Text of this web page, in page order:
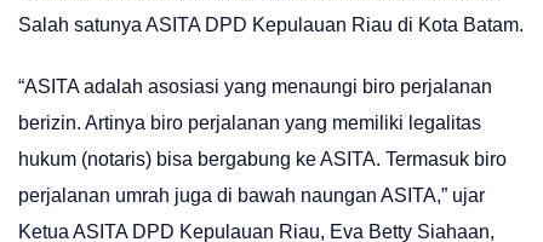
Salah satunya ASITA DPD Kepulauan Riau di Kota Batam.
“ASITA adalah asosiasi yang menaungi biro perjalanan
berizin. Artinya biro perjalanan yang memiliki legalitas
hukum (notaris) bisa bergabung ke ASITA. Termasuk biro
perjalanan umrah juga di bawah naungan ASITA,” ujar
Ketua ASITA DPD Kepulauan Riau, Eva Betty Siahaan,